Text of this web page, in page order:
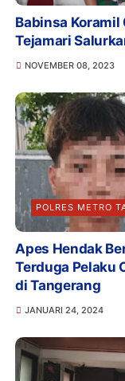
Babinsa
Tejamari
NOVEMBER 08, 2023
POLRES METRO
Apes Hendak
Terduga Pelaku
di Tangerang
JANUARI 24, 2024